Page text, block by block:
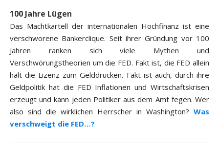
100 Jahre Lügen
Das Machtkartell der internationalen Hochfinanz ist eine
verschworene Bankerclique. Seit ihrer Gründung vor 100
Jahren ranken sich viele Mythen und
Verschwörungstheorien um die FED. Fakt ist, die FED allein
hält die Lizenz zum Gelddrucken. Fakt ist auch, durch ihre
Geldpolitik hat die FED Inflationen und Wirtschaftskrisen
erzeugt und kann jeden Politiker aus dem Amt fegen. Wer
also sind die wirklichen Herrscher in Washington? Was
verschweigt die FED…?